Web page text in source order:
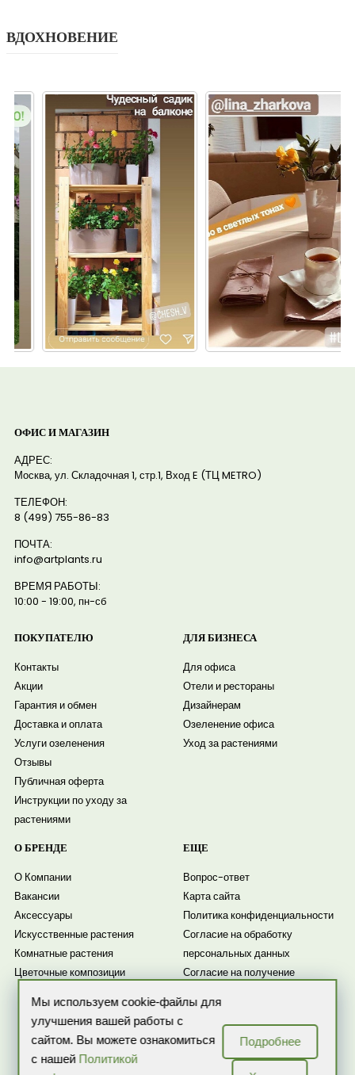
ВДОХНОВЕНИЕ
ОФИС И МАГАЗИН
АДРЕС:
Москва, ул. Складочная 1, стр.1, Вход E (ТЦ METRO)
ТЕЛЕФОН:
8 (499) 755-86-83
ПОЧТА:
info@artplants.ru
ВРЕМЯ РАБОТЫ:
10:00 - 19:00, пн-сб
ПОКУПАТЕЛЮ
Контакты
Акции
Гарантия и обмен
Доставка и оплата
Услуги озеленения
Отзывы
Публичная оферта
Инструкции по уходу за
растениями
ДЛЯ БИЗНЕСА
Для офиса
Отели и рестораны
Дизайнерам
Озеленение офиса
Уход за растениями
О БРЕНДЕ
О Компании
Вакансии
Аксессуары
Искусственные растения
Комнатные растения
Цветочные композиции
ЕЩЕ
Вопрос-ответ
Карта сайта
Политика конфиденциальности
Согласие на обработку
персональных данных
Согласие на получение
Новости
Мы используем cookie-файлы для
улучшения вашей работы с
сайтом. Вы можете ознакомиться
с нашей Политикой
Подробнее